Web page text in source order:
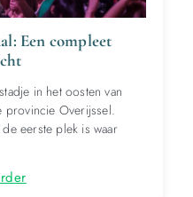
Een compleet
in het oosten van
provincie Overijssel.
eerste plek is waar